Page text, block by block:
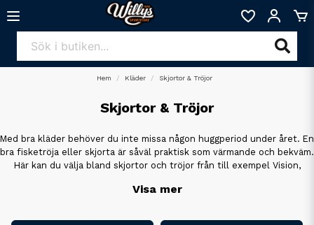
Hem Kläder Skjortor & Tröjor
Skjortor & Tröjor
Med bra kläder behöver du inte missa någon huggperiod under året. En
bra fisketröja eller skjorta är såväl praktisk som värmande och bekväm.
Här kan du välja bland skjortor och tröjor från till exempel Vision,
Visa mer